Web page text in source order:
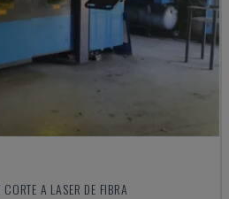
A LASER DE FIBRA